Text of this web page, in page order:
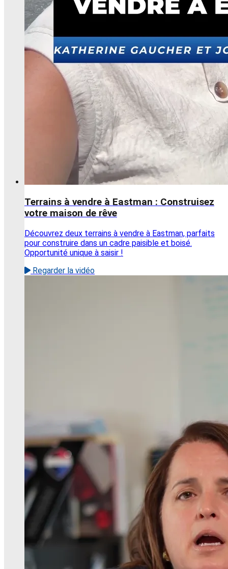
Terrains à vendre à Eastman : Construisez
votre maison de rêve
Découvrez deux terrains à vendre à Eastman, parfaits
pour construire dans un cadre paisible et boisé.
Opportunité unique à saisir !
Regarder la vidéo